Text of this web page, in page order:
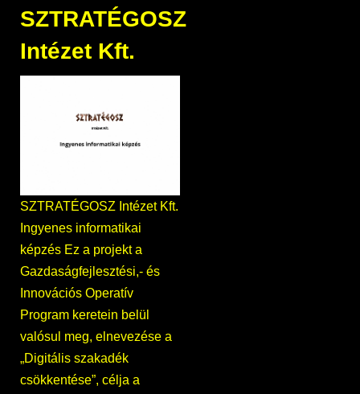
SZTRATÉGOSZ
Intézet Kft.
SZTRATÉGOSZ Intézet Kft.
Ingyenes informatikai
képzés Ez a projekt a
Gazdaságfejlesztési,- és
Innovációs Operatív
Program keretein belül
valósul meg, elnevezése a
„Digitális szakadék
csökkentése”, célja a